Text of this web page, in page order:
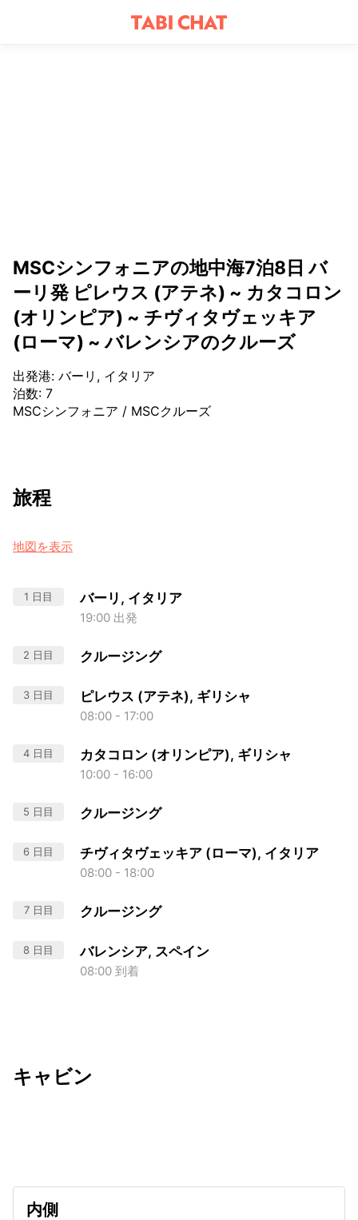
MSCシンフォニアの地中海7泊8日 バ
ーリ発 ピレウス (アテネ) ~ カタコロン
(オリンピア) ~ チヴィタヴェッキア
(ローマ) ~ バレンシアのクルーズ
出発港: バーリ, イタリア
泊数: 7
MSCシンフォニア / MSCクルーズ
旅程
地図を表示
1 日目 バーリ, イタリア
19:00 出発
2 日目 クルージング
3 日目 ピレウス (アテネ), ギリシャ
08:00 - 17:00
4 日目 カタコロン (オリンピア), ギリシャ
10:00 - 16:00
5 日目 クルージング
6 日目 チヴィタヴェッキア (ローマ), イタリア
08:00 - 18:00
7 日目 クルージング
8 日目 バレンシア, スペイン
08:00 到着
キャビン
内側